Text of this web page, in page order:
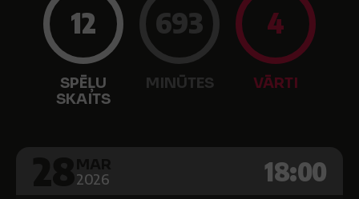
12
SPĒĻU
SKAITS
693
MINŪTES
4
VĀRTI
2026 18:00